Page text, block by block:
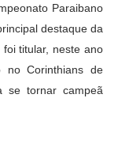
Paraibano
destaque da
titular, neste ano
no Corinthians de
se tornar campeã